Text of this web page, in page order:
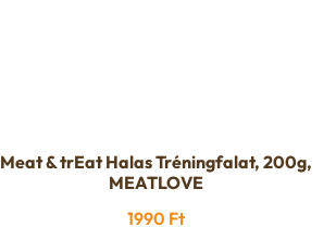
Meat & trEat Halas Tréningfalat, 200g,
MEATLOVE
1990 Ft